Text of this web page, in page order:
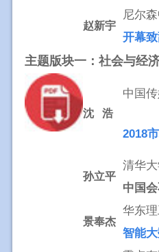
赵新宇
尼尔
开幕
主题版块一：社会与经
沈 浩
中国
2018
孙立平
清华
中国
景奉杰
华东
智能